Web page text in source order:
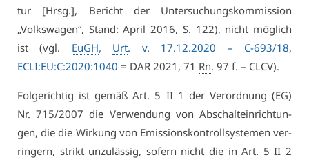
tur [Hrsg.], Be­richt der Un­ter­su­chungs­kom­mis­si­on
„Volks­wa­gen“, Stand: April 2016, S. 122), nicht mög­lich
ist (vgl. EuGH, Urt. v. 17.12.2020 – C-693/18,
ECLI:EU:C:2020:1040 = DAR 2021, 71 Rn. 97 f. – CLCV).
Fol­ge­rich­tig ist ge­mäß Art. 5 II 1 der Ver­ord­nung (EG)
Nr. 715/2007 die Ver­wen­dung von Ab­schalt­ein­rich­tun­
gen, die die Wir­kung von Emis­si­ons­kon­troll­sys­te­men ver­
rin­gern, strikt un­zu­läs­sig, so­fern nicht die in Art. 5 II 2